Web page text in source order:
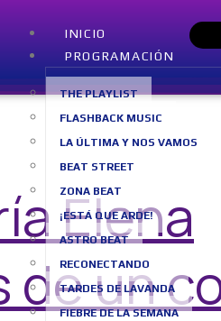
INICIO
PROGRAMACIÓN
THE PLAYLIST
FLASHBACK MUSIC
LA ÚLTIMA Y NOS VAMOS
BEAT STREET
ZONA BEAT
¡ESTÁ QUE ARDE!
ASTRO BEAT
RECONECTANDO
TARDES DE LAVANDA
FIEBRE DE LA SEMANA
Elena
de un